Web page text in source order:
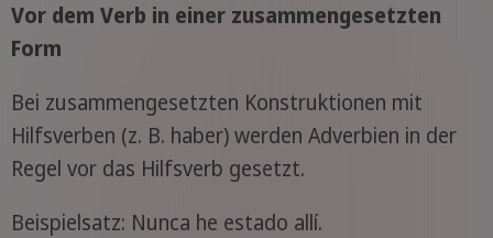
Vor dem Verb in einer zusammengesetzten
Form
Bei zusammengesetzten Konstruktionen mit
Hilfsverben (z. B. haber) werden Adverbien in der
Regel vor das Hilfsverb gesetzt.
Beispielsatz: Nunca he estado allí.